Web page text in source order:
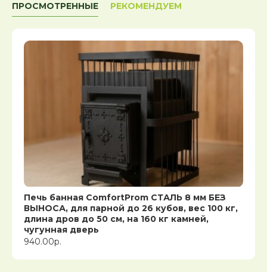
ПРОСМОТРЕННЫЕ РЕКОМЕНДУЕМ
Печь банная ComfortProm СТАЛЬ 8 мм БЕЗ
ВЫНОСА, для парной до 26 кубов, вес 100 кг,
длина дров до 50 см, на 160 кг камней,
чугунная дверь
940.00р.